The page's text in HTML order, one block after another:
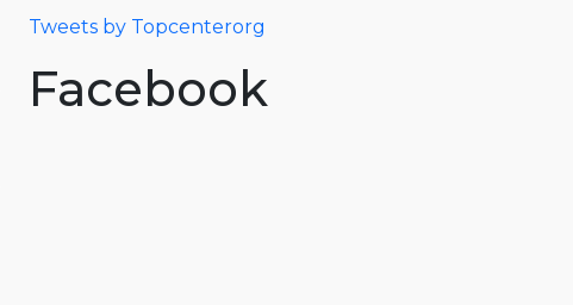
Tweets by Topcenterorg
Facebook